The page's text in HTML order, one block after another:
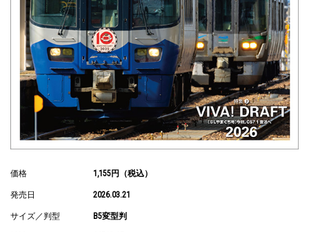
価格 1,155円（税込）
発売日 2026.03.21
サイズ／判型 B5変型判